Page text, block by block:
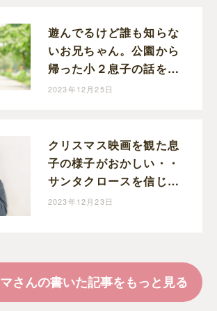
遊んでるけど誰も知らな
いお兄ちゃん。公園から
帰った小２息子の話を聞
いていたら怖くなった。
2023年12月25日
クリスマス映画を観た息
子の様子がおかしい・・
サンタクロースを信じる
小２息子のマジ焦りが可
2023年12月23日
さんの書いた記事をもっと見る